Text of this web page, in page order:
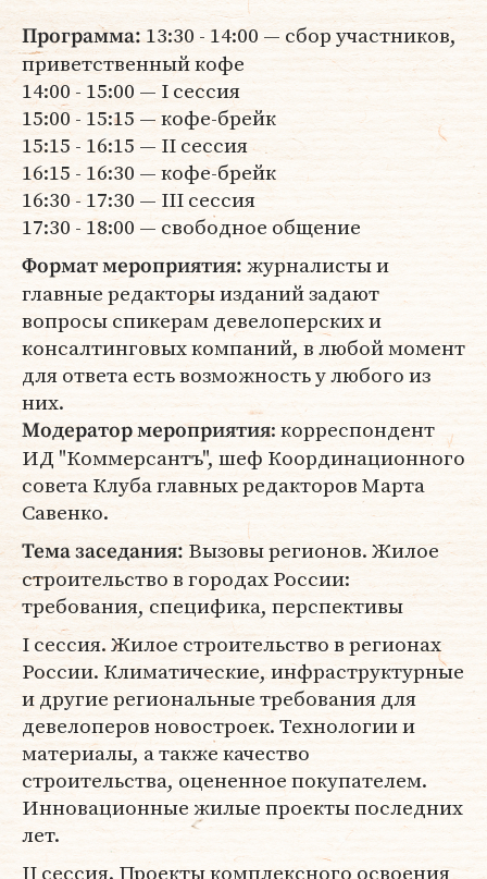
Программа:13:30 - 14:00 — сбор участников,
приветственный кофе
14:00 - 15:00 — I сессия
15:00 - 15:15 — кофе-брейк
15:15 - 16:15 — II сессия
16:15 - 16:30 — кофе-брейк
16:30 - 17:30 — III сессия
17:30 - 18:00 — свободное общение
Формат мероприятия: журналисты и
главные редакторы изданий задают
вопросы спикерам девелоперских и
консалтинговых компаний, в любой момент
для ответа есть возможность у любого из
них.
Модератор мероприятия: корреспондент
ИД "Коммерсантъ", шеф Координационного
совета Клуба главных редакторов Марта
Савенко.
Тема заседания:Вызовы регионов. Жилое
строительство в городах России:
требования, специфика, перспективы
I сессия. Жилое строительство в регионах
России. Климатические, инфраструктурные
и другие региональные требования для
девелоперов новостроек. Технологии и
материалы, а также качество
строительства, оцененное покупателем.
Инновационные жилые проекты последних
лет.
II сессия. Проекты комплексного освоения